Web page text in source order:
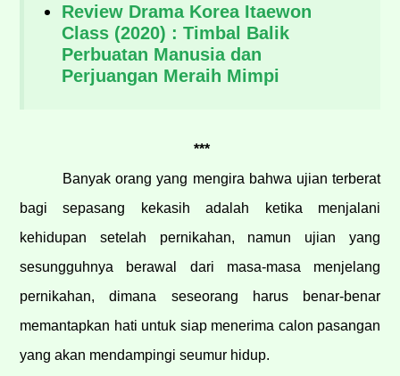
Review Drama Korea Itaewon
Class (2020) : Timbal Balik
Perbuatan Manusia dan
Perjuangan Meraih Mimpi
***
Banyak orang yang mengira bahwa ujian terberat
bagi sepasang kekasih adalah ketika menjalani
kehidupan setelah pernikahan, namun ujian yang
sesungguhnya berawal dari masa-masa menjelang
pernikahan, dimana seseorang harus benar-benar
memantapkan hati untuk siap menerima calon pasangan
yang akan mendampingi seumur hidup.